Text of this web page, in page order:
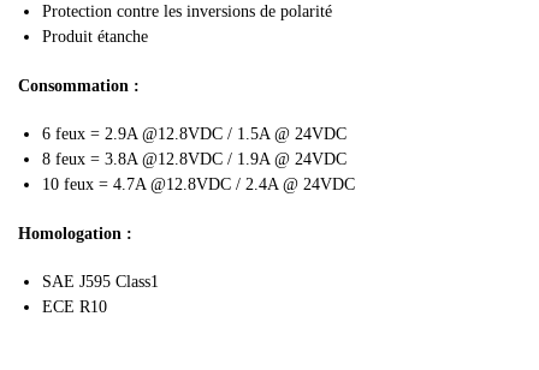
Protection contre les inversions de polarité
Produit étanche
Consommation :
6 feux = 2.9A @12.8VDC / 1.5A @ 24VDC
8 feux = 3.8A @12.8VDC / 1.9A @ 24VDC
10 feux = 4.7A @12.8VDC / 2.4A @ 24VDC
Homologation :
SAE J595 Class1
ECE R10